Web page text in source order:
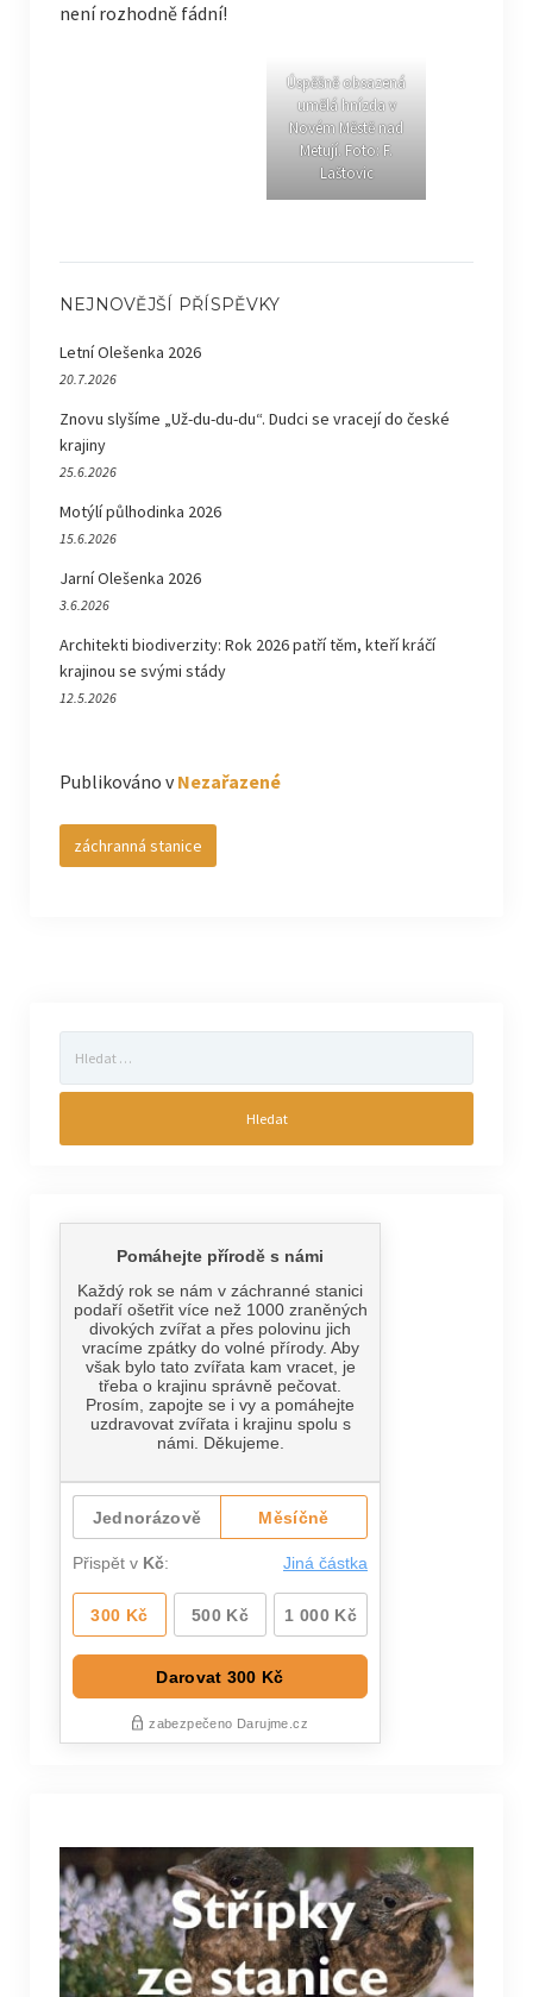
není rozhodně fádní!
Úspěšně obsazená
umělá hnízda v
Novém Městě nad
Metují. Foto: F.
Laštovic
NEJNOVĚJŠÍ PŘÍSPĚVKY
Letní Olešenka 2026
20.7.2026
Znovu slyšíme „Už-du-du-du“. Dudci se vracejí do české
krajiny
25.6.2026
Motýlí půlhodinka 2026
15.6.2026
Jarní Olešenka 2026
3.6.2026
Architekti biodiverzity: Rok 2026 patří těm, kteří kráčí
krajinou se svými stády
12.5.2026
Publikováno v Nezařazené
záchranná stanice